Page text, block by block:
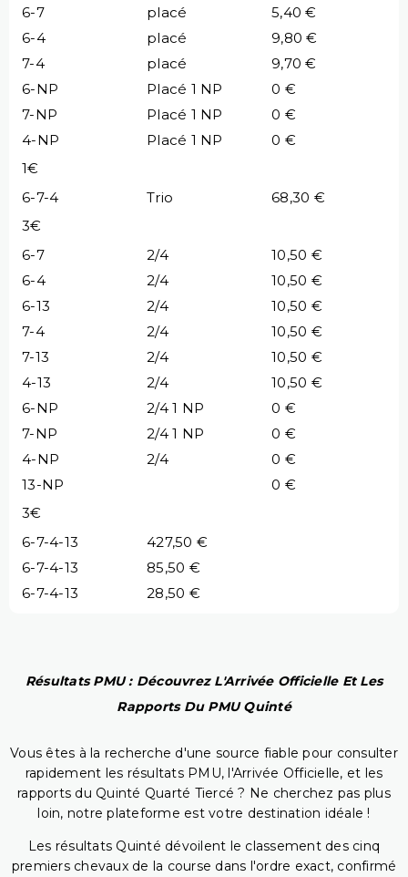
6-7 placé
5,40 €
6-4
placé
9,80 €
7-4
placé
9,70 €
6-NP
Placé 1 NP
0 €
7-NP
Placé 1 NP
0 €
4-NP
Placé 1 NP
0 €
1€
6-7-4
Trio
68,30 €
3€
6-7
2/4
10,50 €
6-4
2/4
10,50 €
6-13
2/4
10,50 €
7-4
2/4
10,50 €
7-13
2/4
10,50 €
4-13
2/4
10,50 €
6-NP
2/4 1 NP
0 €
7-NP
2/4 1 NP
0 €
4-NP
2/4
0 €
13-NP
0 €
3€
6-7-4-13
427,50 €
6-7-4-13
85,50 €
6-7-4-13
28,50 €
Résultats PMU : Découvrez L'Arrivée Officielle Et Les
Rapports Du PMU Quinté
Vous êtes à la recherche d'une source fiable pour consulter
rapidement les résultats PMU, l'Arrivée Officielle, et les
rapports du Quinté Quarté Tiercé ? Ne cherchez pas plus
loin, notre plateforme est votre destination idéale !
Les résultats Quinté dévoilent le classement des cinq
premiers chevaux de la course dans l'ordre exact, confirmé